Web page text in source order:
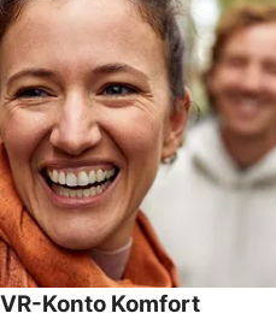
VR-Konto Komfort